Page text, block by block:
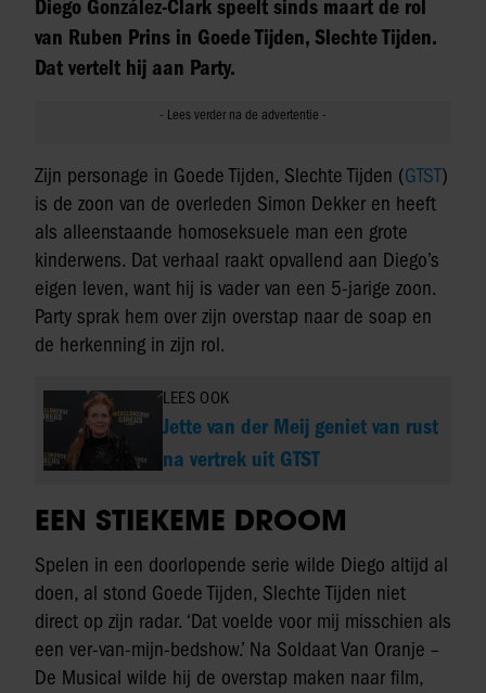
Diego González-Clark speelt sinds maart de rol
van Ruben Prins in Goede Tijden, Slechte Tijden.
Dat vertelt hij aan Party.
Zijn personage in Goede Tijden, Slechte Tijden (GTST)
is de zoon van de overleden Simon Dekker en heeft
als alleenstaande homoseksuele man een grote
kinderwens. Dat verhaal raakt opvallend aan Diego’s
eigen leven, want hij is vader van een 5-jarige zoon.
Party sprak hem over zijn overstap naar de soap en
de herkenning in zijn rol.
LEES OOK
Jette van der Meij geniet van rust
na vertrek uit GTST
EEN STIEKEME DROOM
Spelen in een doorlopende serie wilde Diego altijd al
doen, al stond Goede Tijden, Slechte Tijden niet
direct op zijn radar. ‘Dat voelde voor mij misschien als
een ver-van-mijn-bedshow.’ Na Soldaat Van Oranje –
De Musical wilde hij de overstap maken naar film,